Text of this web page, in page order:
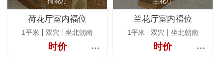
荷花厅室内福位
1平米 双穴 坐北朝南
时价
兰花厅室内福位
1平米 双穴 坐北朝南
时价